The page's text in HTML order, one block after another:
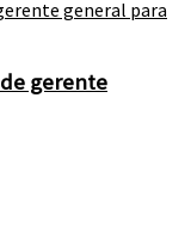
gerente